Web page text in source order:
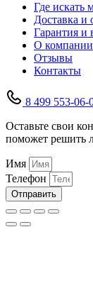
Где искать
Доставка и
Гарантия и
О компании
Отзывы
Контакты
8 499 553-06-
Оставьте свои
поможет решить
Имя
Телефон
Отправить